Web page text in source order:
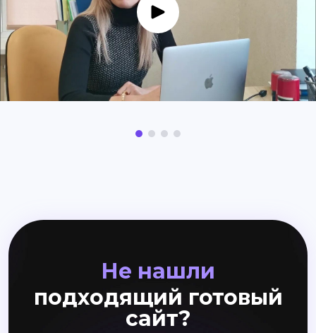
Не нашли
подходящий готовый
сайт?